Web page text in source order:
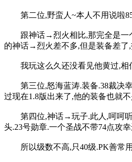
第二位,野蛮人~本人不用说啦85
跟神话→烈火相比,那完全是一个
的神话→烈火差不多,但是装备差
我玩这么久还没看见他黄过,相
第三位,怒海蓝涛.装备.38裁决幸
过现在1.8版出来了,他的装备也就
第四位,神话→玩子.此人,呵呵听说
头.23号勋章.一个圣战不带74点攻
所以级数不高,只40级.PK善常用